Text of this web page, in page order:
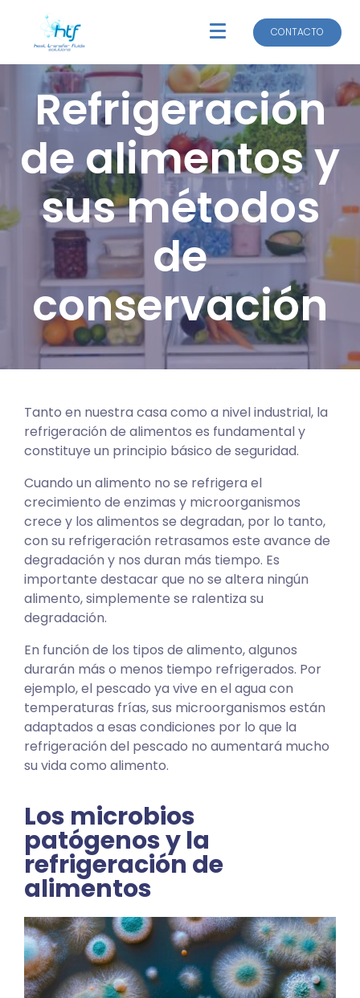
CONTACTO
Refrigeración
de alimentos y
sus métodos
de
conservación
Tanto en nuestra casa como a nivel industrial, la
refrigeración de alimentos es fundamental y
constituye un principio básico de seguridad.
Cuando un alimento no se refrigera el
crecimiento de enzimas y microorganismos
crece y los alimentos se degradan, por lo tanto,
con su refrigeración retrasamos este avance de
degradación y nos duran más tiempo. Es
importante destacar que no se altera ningún
alimento, simplemente se ralentiza su
degradación.
En función de los tipos de alimento, algunos
durarán más o menos tiempo refrigerados. Por
ejemplo, el pescado ya vive en el agua con
temperaturas frías, sus microorganismos están
adaptados a esas condiciones por lo que la
refrigeración del pescado no aumentará mucho
su vida como alimento.
Los microbios
patógenos y la
refrigeración de
alimentos